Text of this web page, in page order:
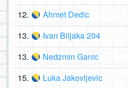
12. Ahmet Dedic
13. Ivan Biljaka 204
13. Nedzmin Ganic
15. Luka Jakovljevic